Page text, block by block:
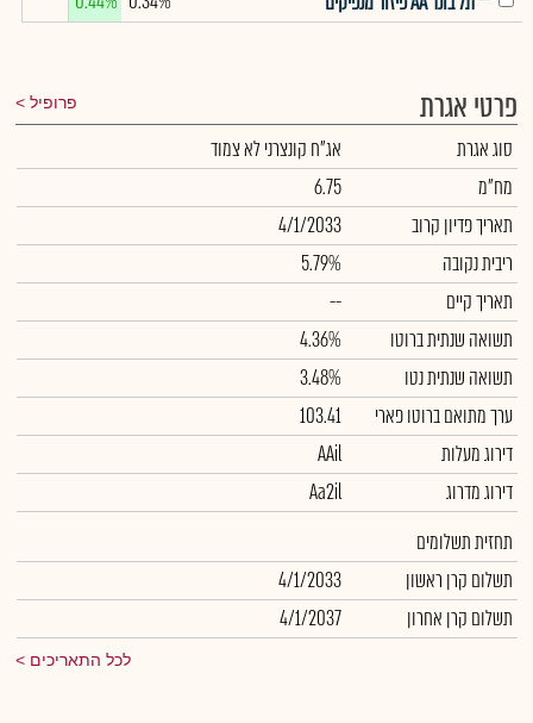
פרטי אגרת פרופיל
סוג אגרת
אג"ח קונצרני לא צמוד
מח"מ
6.75
תאריך פדיון קרוב
4/1/2033
ריבית נקובה
5.79%
תאריך קיים
--
תשואה שנתית ברוטו
4.36%
תשואה שנתית נטו
3.48%
ערך מתואם ברוטו פארי
103.41
דירוג מעלות
AAil
דירוג מדרוג
Aa2il
תחזית תשלומים
תשלום קרן ראשון
4/1/2033
תשלום קרן אחרון
4/1/2037
לכל התאריכים